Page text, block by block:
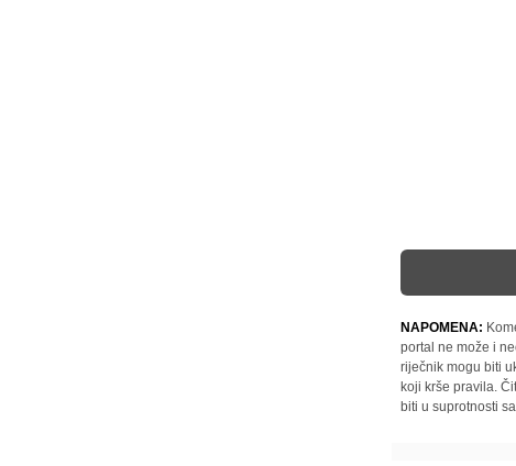
NAPOMENA:
portal ne može i
riječnik mogu biti
koji krše pravila.
biti u suprotnosti